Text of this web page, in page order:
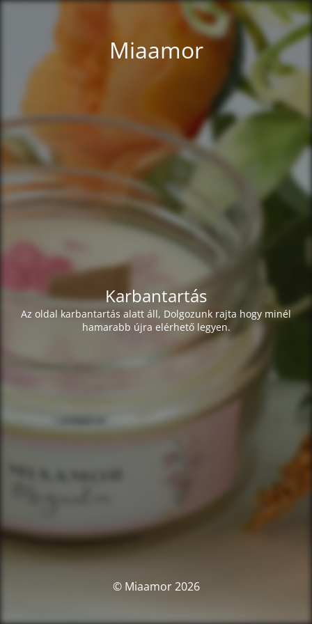
Miaamor
Karbantartás
Az oldal karbantartás alatt áll, Dolgozunk rajta hogy minél
hamarabb újra elérhető legyen.
© Miaamor 2026